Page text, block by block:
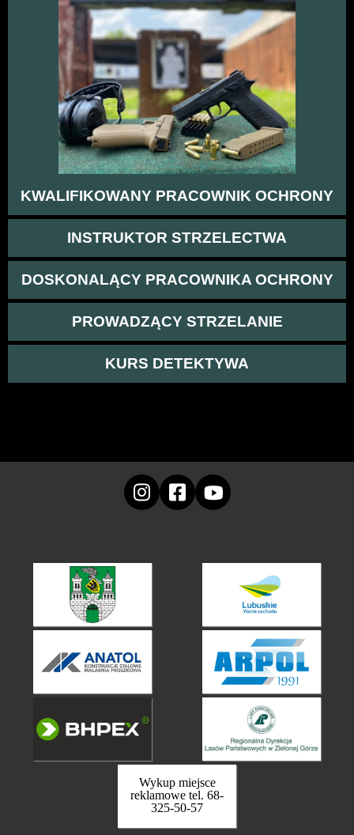
KWALIFIKOWANY PRACOWNIK OCHRONY
INSTRUKTOR STRZELECTWA
DOSKONALĄCY PRACOWNIKA OCHRONY
PROWADZĄCY STRZELANIE
KURS DETEKTYWA
Wykup miejsce
reklamowe tel. 68-
325-50-57